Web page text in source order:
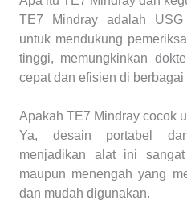
TE7 Mindray adalah
untuk mendukung
tinggi, memungkinkan
cepat dan efisien di berbagai
Apakah TE7 Mindray cocok
Ya, desain portabel
menjadikan alat ini
maupun menengah yang
dan mudah digunakan.